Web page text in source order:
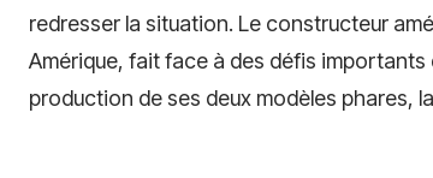
redresser la situation. Le constructeur
Amérique, fait face à des défis importants
production de ses deux modèles phares,